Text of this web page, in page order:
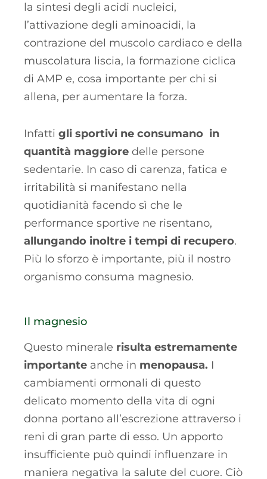
la sintesi degli acidi nucleici,
l’attivazione degli aminoacidi, la
contrazione del muscolo cardiaco e della
muscolatura liscia, la formazione ciclica
di AMP e, cosa importante per chi si
allena, per aumentare la forza.
Infatti gli sportivi ne consumano in
quantità maggiore delle persone
sedentarie. In caso di carenza, fatica e
irritabilità si manifestano nella
quotidianità facendo sì che le
performance sportive ne risentano,
allungando inoltre i tempi di recupero.
Più lo sforzo è importante, più il nostro
organismo consuma magnesio.
Il magnesio
Questo minerale risulta estremamente
importante anche in menopausa. I
cambiamenti ormonali di questo
delicato momento della vita di ogni
donna portano all’escrezione attraverso i
reni di gran parte di esso. Un apporto
insufficiente può quindi influenzare in
maniera negativa la salute del cuore. Ciò